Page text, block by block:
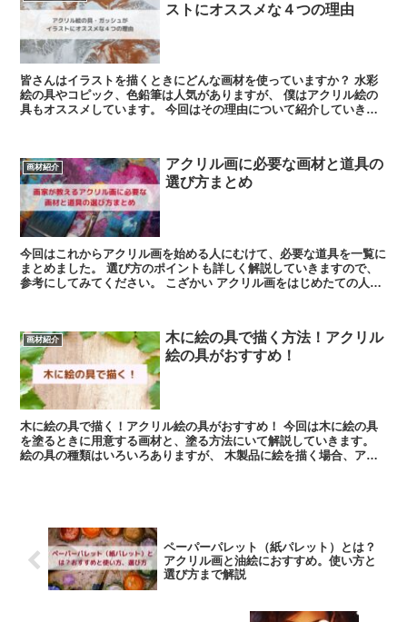
ストにオススメな４つの理由
皆さんはイラストを描くときにどんな画材を使っていますか？ 水彩
絵の具やコピック、色鉛筆は人気がありますが、 僕はアクリル絵の
具もオススメしています。 今回はその理由について紹介していきま
画材紹介
アクリル画に必要な画材と道具の
選び方まとめ
今回はこれからアクリル画を始める人にむけて、必要な道具を一覧に
まとめました。 選び方のポイントも詳しく解説していきますので、
参考にしてみてください。 こざかい アクリル画をはじめたての人
画材紹介
木に絵の具で描く方法！アクリル
絵の具がおすすめ！
木に絵の具で描く！アクリル絵の具がおすすめ！ 今回は木に絵の具
を塗るときに用意する画材と、塗る方法にいて解説していきます。
絵の具の種類はいろいろありますが、 木製品に絵を描く場合、アク
ペーパーパレット（紙パレット）とは？
アクリル画と油絵におすすめ。使い方と
選び方まで解説